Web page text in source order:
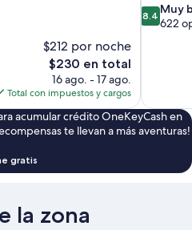
$212 por noche
El
precio
actual
es
de
$230
$230 en total
16 ago. - 17 ago.
Total con impuestos y cargos
8.4
de
8.4 Muy
622
acumular crédito OneKeyCash en
te llevan a más aventuras!
gratis
la zona